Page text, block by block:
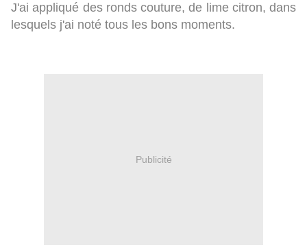
J'ai appliqué des ronds couture, de lime citron, dans
lesquels j'ai noté tous les bons moments.
Publicité